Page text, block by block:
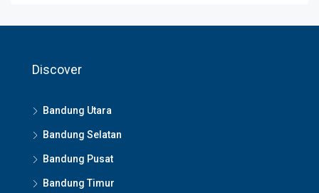
Discover
Bandung Utara
Bandung Selatan
Bandung Pusat
Bandung Timur